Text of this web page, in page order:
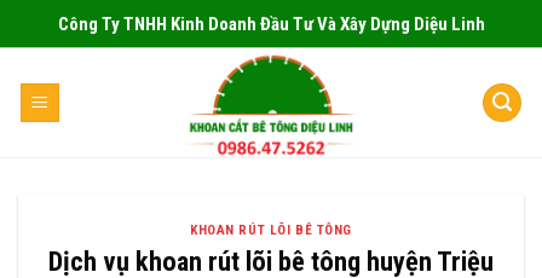
to
Công Ty TNHH Kinh Doanh Đầu Tư Và Xây Dựng Diệu Linh
KHOAN RÚT LÕI BÊ TÔNG
Dịch vụ khoan rút lõi bê tông huyện Triệu